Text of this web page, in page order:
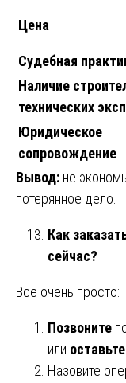
Цена
Судебная
Наличие
технических
Юридическое
сопровождение
Вывод: не
потерянное дело.
Как
сейчас?
Всё очень просто:
Позвоните
или
Назовите